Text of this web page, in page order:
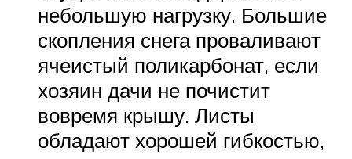
небольшую нагрузку. Большие
скопления снега проваливают
ячеистый поликарбонат, если
хозяин дачи не почистит
вовремя крышу. Листы
обладают хорошей гибкостью,